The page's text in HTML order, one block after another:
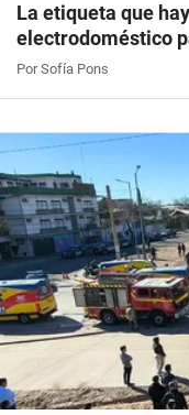
La etiqueta que
electrodoméstico
Por Sofía Pons